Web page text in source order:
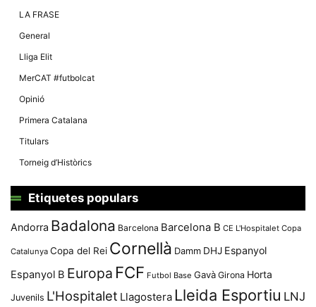
LA FRASE
General
Lliga Elit
MerCAT #futbolcat
Opinió
Primera Catalana
Titulars
Torneig d’Històrics
Etiquetes populars
Andorra Badalona Barcelona Barcelona B CE L'Hospitalet Copa
Catalunya Copa del Rei Cornellà Damm DHJ Espanyol
Espanyol B Europa FCF Futbol Base Gavà Girona Horta
Juvenils L'Hospitalet Llagostera Lleida Esportiu LNJ